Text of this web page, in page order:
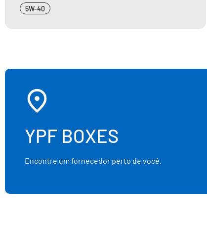
5W-40
YPF BOXES
Encontre um fornecedor perto de você.